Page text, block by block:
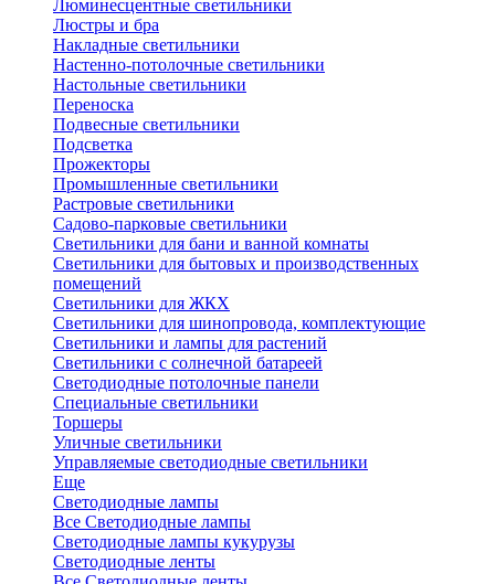
Люминесцентные светильники
Люстры и бра
Накладные светильники
Настенно-потолочные светильники
Настольные светильники
Переноска
Подвесные светильники
Подсветка
Прожекторы
Промышленные светильники
Растровые светильники
Садово-парковые светильники
Светильники для бани и ванной комнаты
Светильники для бытовых и производственных
помещений
Светильники для ЖКХ
Светильники для шинопровода, комплектующие
Светильники и лампы для растений
Светильники с солнечной батареей
Светодиодные потолочные панели
Специальные светильники
Торшеры
Уличные светильники
Управляемые светодиодные светильники
Еще
Светодиодные лампы
Все Светодиодные лампы
Светодиодные лампы кукурузы
Светодиодные ленты